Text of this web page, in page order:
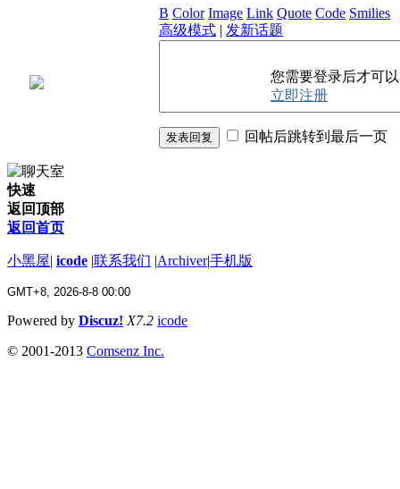
B Color Image Link Quote Code Smilies
高级模式 | 发新话题
发表回复 回帖后跳转到最后一页
您需要登录后才可
立即注册
快速
返回顶部
返回首页
小黑屋| icode |联系我们 |Archiver|手机版
GMT+8, 2026-8-8 00:00
Powered by Discuz! X7.2 icode
© 2001-2013 Comsenz Inc.